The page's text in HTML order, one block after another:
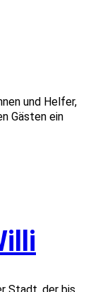
und Helfer,
Gästen ein
Stadt, der bis